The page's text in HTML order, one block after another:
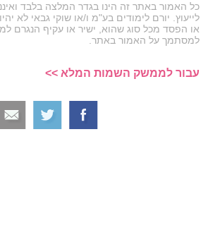
כל האמור באתר זה הינו בגדר המלצה בלבד
לייעוץ. יורם לימודים בע"מ ו/או שוקי גבאי לא
או הפסד מכל סוג שהוא, ישיר או עקיף הנגרם
למסתמך על האמור באתר.
עבור לממשק השמות המלא >>